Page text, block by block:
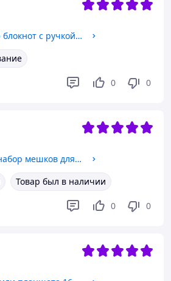
Ежедневник,планер блокнот с ручкой на 100 листов,формат А5,записная книжка,планер в мягкой обложке,цвет чёрный
0 0
Вакуумные пакеты набор мешков для хранения вещей одежды и багажа многоразовые прозрачные, 5 шт VacuumPacks_4
Товар был в наличии
0 0